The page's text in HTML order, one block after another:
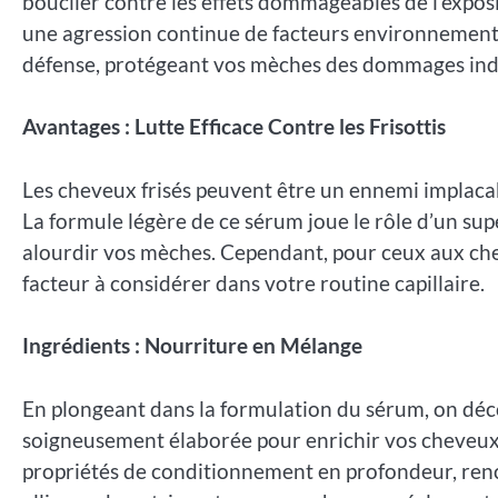
une agression continue de facteurs
défense, protégeant vos mèches des dommages
Avantages : Lutte Efficace Contre les Frisottis
Les cheveux frisés peuvent être un ennemi
La formule légère de ce sérum joue le rôle d’un
alourdir vos mèches. Cependant, pour ceux aux
facteur à considérer dans votre routine capillaire.
Ingrédients : Nourriture en Mélange
En plongeant dans la formulation du sérum, on
soigneusement élaborée pour enrichir vos
propriétés de conditionnement en profondeur,